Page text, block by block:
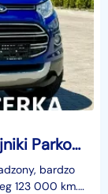
Ford EcoSport II Led Skora Czujniki Parkowania Zadbany
bardzo
123 000 km.